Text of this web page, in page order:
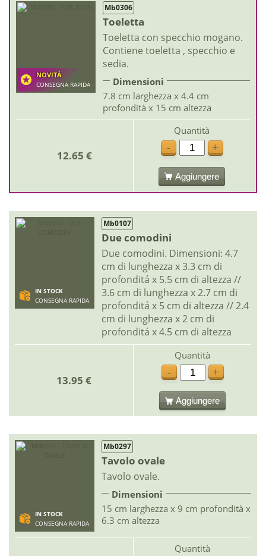
NOVITÀ
CONSEGNA RAPIDA
Mb0306
Toeletta
Toeletta con specchio mogano.
Contiene toeletta , specchio e
sedia.
Dimensioni
7.8 cm larghezza x 4.4 cm
profondità x 15 cm altezza
12.65 €
Quantità
-
+
Aggiungere
IN STOCK
CONSEGNA RAPIDA
Mb0107
Due comodini
Due comodini. Dimensioni: 4.7
cm di lunghezza x 3.3 cm di
profonditá x 5.5 cm di altezza //
3.6 cm di lunghezza x 2.7 cm di
profonditá x 5 cm di altezza // 2.4
cm di lunghezza x 2 cm di
profonditá x 4.5 cm di altezza
13.95 €
Quantità
-
+
Aggiungere
IN STOCK
CONSEGNA RAPIDA
Mb0297
Tavolo ovale
Tavolo ovale.
Dimensioni
15 cm larghezza x 9 cm profondità x
6.3 cm altezza
Quantità